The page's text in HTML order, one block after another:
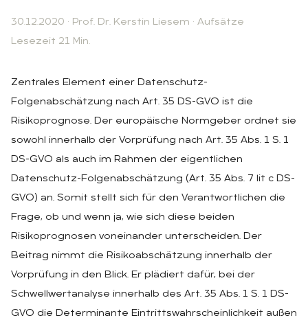
30.12.2020 · Prof. Dr. Kerstin Liesem · Aufsätze
Lesezeit 21 Min.
Zentrales Element einer Datenschutz-
Folgenabschätzung nach Art. 35 DS-GVO ist die
Risikoprognose. Der europäische Normgeber ordnet sie
sowohl innerhalb der Vorprüfung nach Art. 35 Abs. 1 S. 1
DS-GVO als auch im Rahmen der eigentlichen
Datenschutz-Folgenabschätzung (Art. 35 Abs. 7 lit c DS-
GVO) an. Somit stellt sich für den Verantwortlichen die
Frage, ob und wenn ja, wie sich diese beiden
Risikoprognosen voneinander unterscheiden. Der
Beitrag nimmt die Risikoabschätzung innerhalb der
Vorprüfung in den Blick. Er plädiert dafür, bei der
Schwellwertanalyse innerhalb des Art. 35 Abs. 1 S. 1 DS-
GVO die Determinante Eintrittswahrscheinlichkeit außen